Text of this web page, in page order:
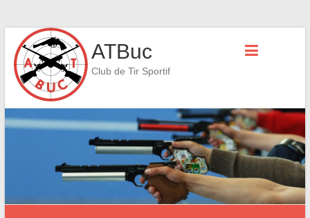
content
ATBuc
Club de Tir Sportif